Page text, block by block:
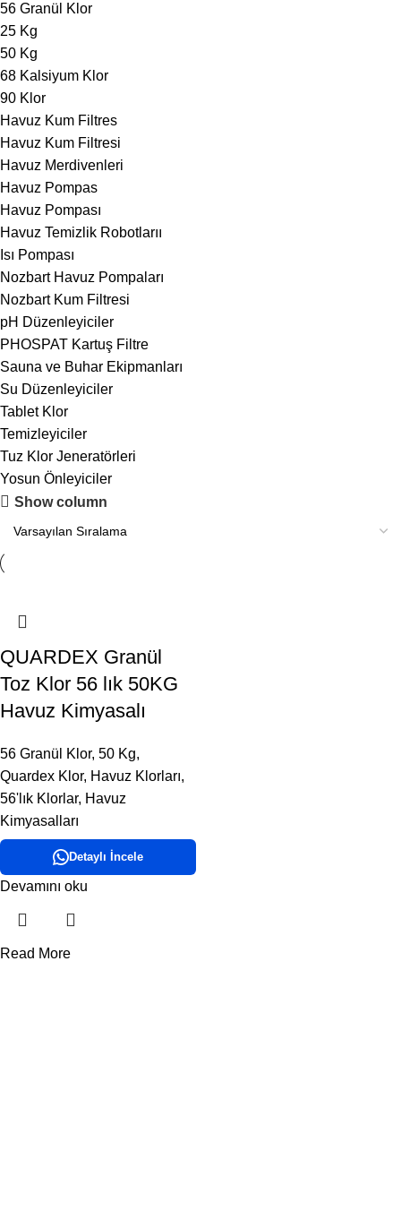
56 Granül Klor
25 Kg
50 Kg
68 Kalsiyum Klor
90 Klor
Havuz Kum Filtres
Havuz Kum Filtresi
Havuz Merdivenleri
Havuz Pompas
Havuz Pompası
Havuz Temizlik Robotlarıı
Isı Pompası
Nozbart Havuz Pompaları
Nozbart Kum Filtresi
pH Düzenleyiciler
PHOSPAT Kartuş Filtre
Sauna ve Buhar Ekipmanları
Su Düzenleyiciler
Tablet Klor
Temizleyiciler
Tuz Klor Jeneratörleri
Yosun Önleyiciler
Show column
QUARDEX Granül
Toz Klor 56 lık 50KG
Havuz Kimyasalı
56 Granül Klor, 50 Kg,
Quardex Klor, Havuz Klorları,
56'lık Klorlar, Havuz
Kimyasalları
Detaylı İncele
Devamını oku
Read More